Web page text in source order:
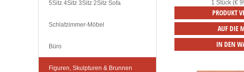
1 Stück (€
PRODUKT
AUF DIE
IN DEN
5Sitz 4Sitz 3Sitz 2Sitz Sofa
Schlafzimmer-Möbel
Büro
Figuren, Skulpturen & Brunnen